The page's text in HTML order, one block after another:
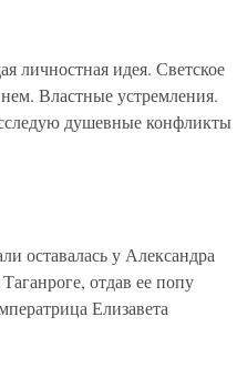
личностная идея. Светское
Властные устремления.
душевные конфликты
оставалась у Александра
отдав ее попу
Елизавета